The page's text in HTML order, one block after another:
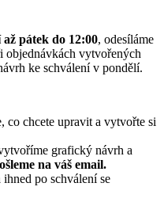
až pátek do 12:00, odesíláme
objednávkách vytvořených
ke schválení v pondělí.
co chcete upravit a vytvořte si
grafický návrh a
na váš email.
po schválení se